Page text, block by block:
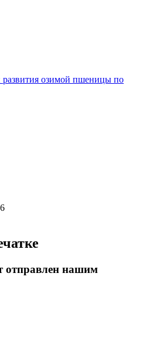
развития озимой пшеницы по
отправлен нашим